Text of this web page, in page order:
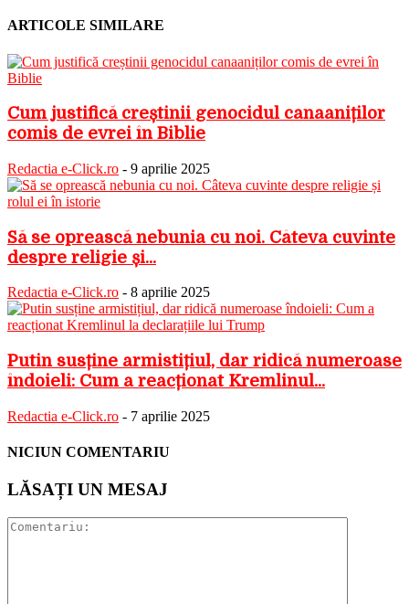
ARTICOLE SIMILARE
Cum justifică creștinii genocidul canaaniților
comis de evrei în Biblie
Redactia e-Click.ro - 9 aprilie 2025
Să se oprească nebunia cu noi. Câteva cuvinte
despre religie și...
Redactia e-Click.ro - 8 aprilie 2025
Putin susține armistițiul, dar ridică numeroase
îndoieli: Cum a reacționat Kremlinul...
Redactia e-Click.ro - 7 aprilie 2025
NICIUN COMENTARIU
LĂSAȚI UN MESAJ